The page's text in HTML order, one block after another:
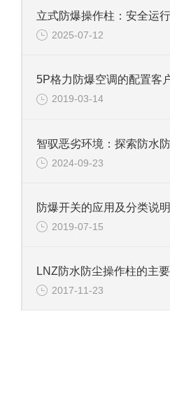
2025-07-12
2019-03-14
2024-09-23
防爆开关的应用及分类说明
2019-07-15
2017-11-23